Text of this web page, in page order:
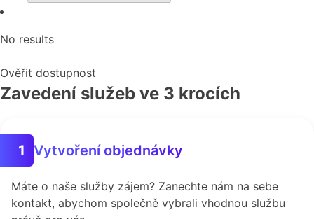
No results
Ověřit dostupnost
Zavedení služeb ve 3 krocích
1 Vytvoření objednávky
Máte o naše služby zájem? Zanechte nám na sebe
kontakt, abychom společně vybrali vhodnou službu